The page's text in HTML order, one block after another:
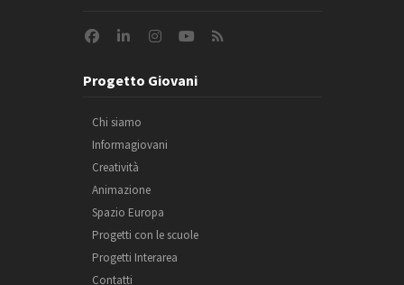
Progetto Giovani
Chi siamo
Informagiovani
Creatività
Animazione
Spazio Europa
Progetti con le scuole
Progetti Interarea
Contatti